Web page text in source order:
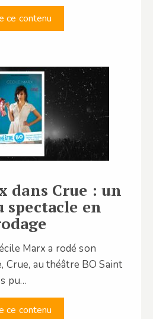
ce contenu
dans Crue : un
spectacle en
Marx a rodé son
Crue, au théâtre BO Saint
pu…
ce contenu